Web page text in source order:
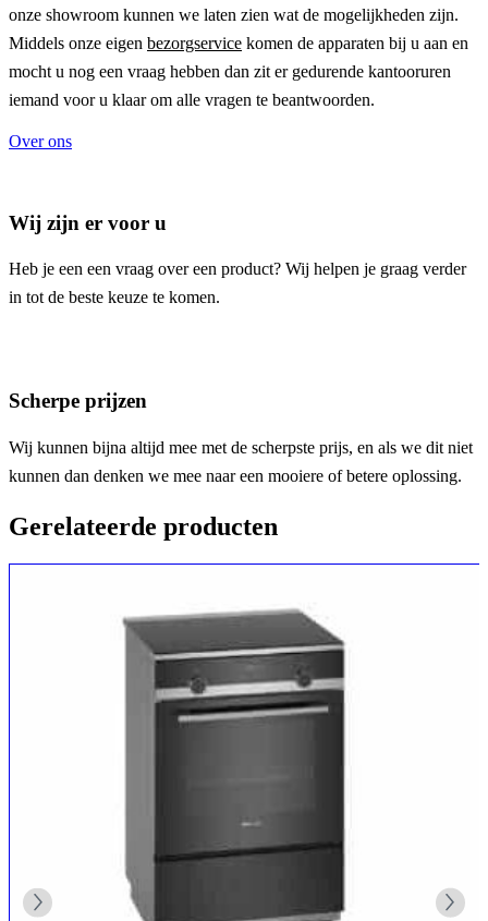
onze showroom kunnen we laten zien wat de mogelijkheden zijn.
Middels onze eigen bezorgservice komen de apparaten bij u aan en
mocht u nog een vraag hebben dan zit er gedurende kantooruren
iemand voor u klaar om alle vragen te beantwoorden.
Over ons
Wij zijn er voor u
Heb je een een vraag over een product? Wij helpen je graag verder
in tot de beste keuze te komen.
Scherpe prijzen
Wij kunnen bijna altijd mee met de scherpste prijs, en als we dit niet
kunnen dan denken we mee naar een mooiere of betere oplossing.
Gerelateerde producten